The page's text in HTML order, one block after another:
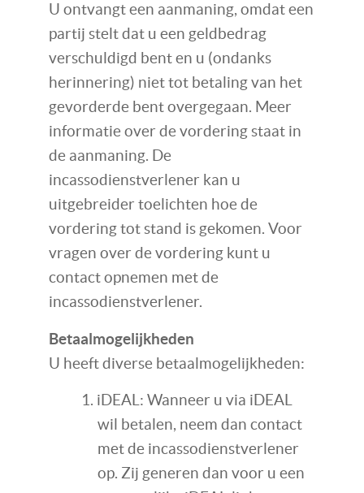
U ontvangt een aanmaning, omdat een
partij stelt dat u een geldbedrag
verschuldigd bent en u (ondanks
herinnering) niet tot betaling van het
gevorderde bent overgegaan. Meer
informatie over de vordering staat in
de aanmaning. De
incassodienstverlener kan u
uitgebreider toelichten hoe de
vordering tot stand is gekomen. Voor
vragen over de vordering kunt u
contact opnemen met de
incassodienstverlener.
Betaalmogelijkheden
U heeft diverse betaalmogelijkheden:
iDEAL: Wanneer u via iDEAL
wil betalen, neem dan contact
met de incassodienstverlener
op. Zij generen dan voor u een